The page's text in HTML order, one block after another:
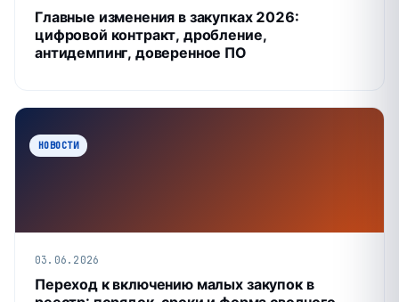
Главные изменения в закупках 2026:
цифровой контракт, дробление,
антидемпинг, доверенное ПО
НОВОСТИ
03.06.2026
Переход к включению малых закупок в